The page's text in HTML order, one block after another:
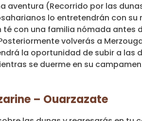
aventura (Recorrido por las
lo entretendrán con su
con una familia nómada antes
volverás a
la oportunidad de subir a las
se duerme en su
– Ouarzazate